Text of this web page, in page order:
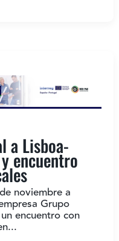
a Lisboa-
encuentro
noviembre a
Grupo
encuentro con